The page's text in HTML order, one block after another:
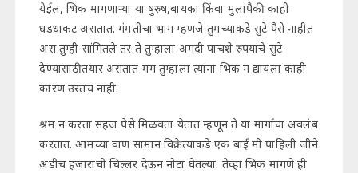
येईल, भिक मागणाऱ्या या षुरुष,बायका किंवा मुलांपैकी काही
धडधाकट असतात. गंमतीचा भाग म्हणजे तुमच्याकडे सुटे पैसे नाहीत
अस तुम्ही सांगितले तर ते तुम्हाला अगदी पाचशे रुपयांचे सुटे
देण्यासाठी तयार असतात मग तुम्हाला त्यांना भिक न द्यायला काही
कारण उरतच नाही.
श्रम न करता सहज पैसे मिळवता येतात म्हणून ते या मार्गाचा अवलंब
करतात. आमच्या वाण सामान विक्रेत्याकडे एक बाई मी पाहिली जीने
अडीच हजाराची चिल्लर देऊन नोटा घेतल्या. तेव्हा भिक मागणे ही